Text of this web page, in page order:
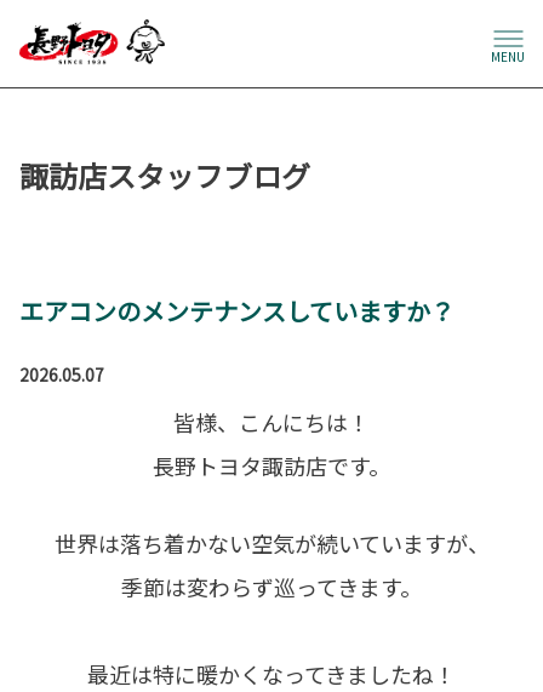
MENU
諏訪店スタッフブログ
エアコンのメンテナンスしていますか？
2026.05.07
皆様、こんにちは！
長野トヨタ諏訪店です。
世界は落ち着かない空気が続いていますが、
季節は変わらず巡ってきます。
最近は特に暖かくなってきましたね！